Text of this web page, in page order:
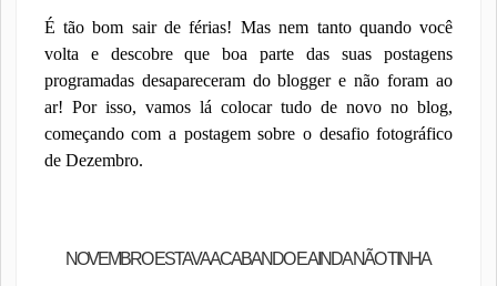
É tão bom sair de férias! Mas nem tanto quando você
volta e descobre que boa parte das suas postagens
programadas desapareceram do blogger e não foram ao
ar! Por isso, vamos lá colocar tudo de novo no blog,
começando com a postagem sobre o desafio fotográfico
de Dezembro.
NOVEMBRO ESTAVA ACABANDO E AINDA NÃO TINHA